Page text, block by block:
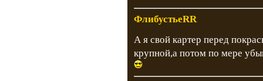
ФлибустьеRR
А я свой картер перед
крупной,а потом по мере